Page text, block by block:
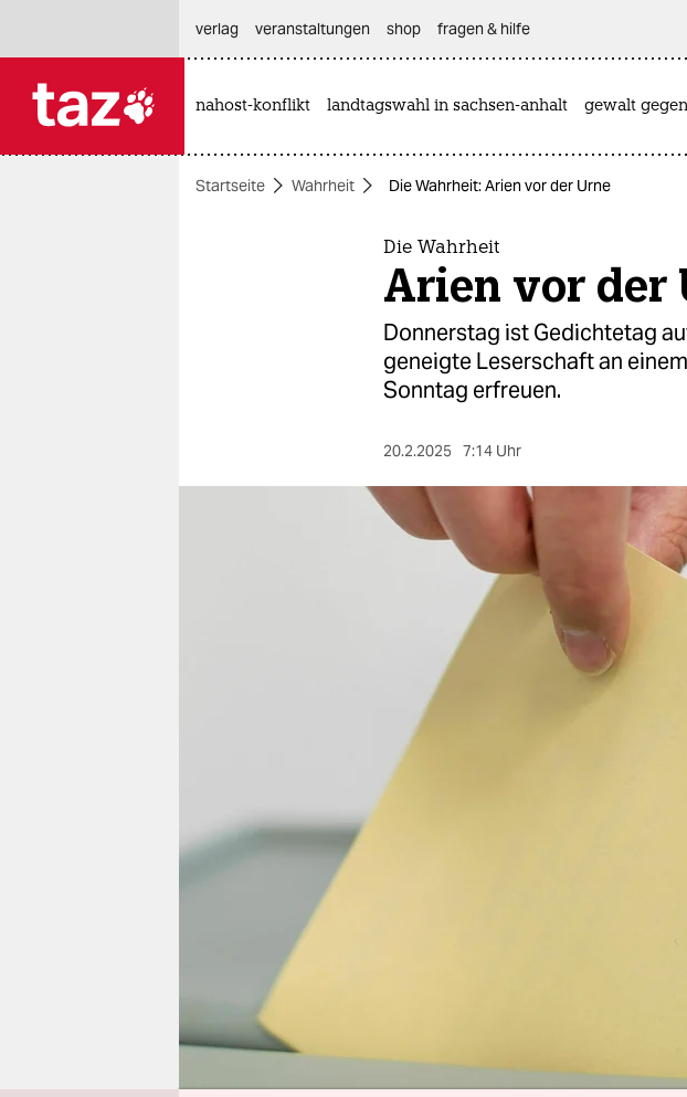
themen
fragen & hilfe
genossenschaft
epaper login
verlag
veranstaltungen shop fragen & hilfe
nahost-konflikt landtagswahl in sachsen-anhalt gewalt
Startseite Wahrheit Die Wahrheit: Arien vor der Urne
Die Wahrheit
Arien vor der
Donnerstag ist Gedichtetag
geneigte Leserschaft an
Sonntag erfreuen.
20.2.2025 7:14 Uhr